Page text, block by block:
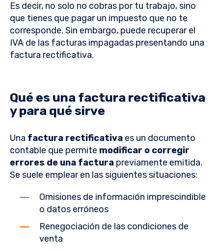
Es decir, no solo no cobras por tu trabajo, sino
que tienes que pagar un impuesto que no te
corresponde. Sin embargo, puede recuperar el
IVA de las facturas impagadas presentando una
factura rectificativa.
Qué es una factura rectificativa
y para qué sirve
Una factura rectificativa es un documento
contable que permite modificar o corregir
errores de una factura previamente emitida.
Se suele emplear en las siguientes situaciones:
Omisiones de información imprescindible
o datos erróneos
Renegociación de las condiciones de
venta